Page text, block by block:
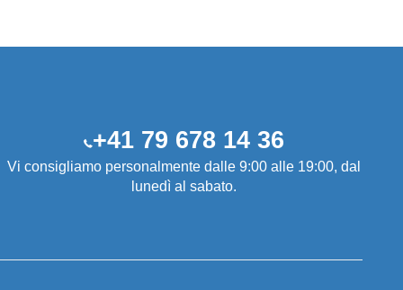
+41 79 678 14 36
Vi consigliamo personalmente dalle 9:00 alle 19:00, dal
lunedì al sabato.